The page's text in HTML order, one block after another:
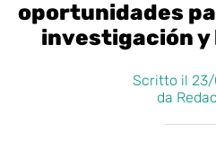
oportunidades
investigación y
Scritto il
da